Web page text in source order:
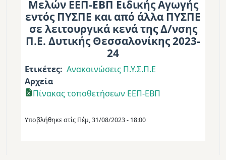
Μελών ΕΕΠ-ΕΒΠ Ειδικής Αγωγής
εντός ΠΥΣΠΕ και από άλλα ΠΥΣΠΕ
σε λειτουργικά κενά της Δ/νσης
Π.Ε. Δυτικής Θεσσαλονίκης 2023-
24
Ετικέτες Ανακοινώσεις Π.Υ.Σ.Π.Ε
Αρχεία
Πίνακας τοποθετήσεων ΕΕΠ-ΕΒΠ
Υποβλήθηκε στίς Πέμ, 31/08/2023 - 18:00